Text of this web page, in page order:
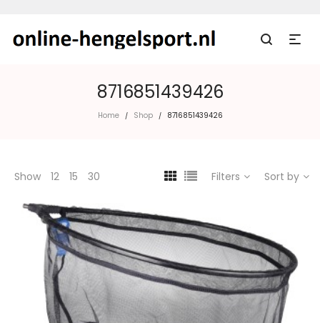
8716851439426
Home / Shop / 8716851439426
Show 12 15 30 Filters Sort by